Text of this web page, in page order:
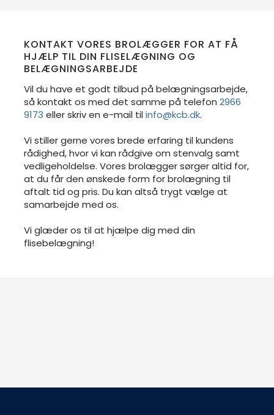
KONTAKT VORES BROLÆGGER FOR AT FÅ
HJÆLP TIL DIN FLISELÆGNING OG
BELÆGNINGSARBEJDE​
Vil du have et godt tilbud på belægningsarbejde,
så kontakt os med det samme på telefon2966
9173 eller skriv en e-mail tilinfo@kcb.dk.
Vi stiller gerne vores brede erfaring til kundens
rådighed, hvor vi kan rådgive om stenvalg samt
vedligeholdelse. Vores brolægger sørger altid for,
at du får den ønskede form for brolægning til
aftalt tid og pris. Du kan altså trygt vælge at
samarbejde med os.
Vi glæder os til at hjælpe dig med din
flisebelægning!​